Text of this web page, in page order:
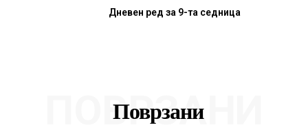
Дневен ред за 9-та седница
Поврзани
ПОВРЗАНИ